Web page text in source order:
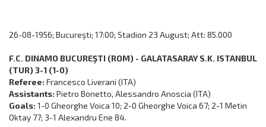
26-08-1956; Bucureşti; 17:00; Stadion 23 August; Att: 85.000
F.C. DINAMO BUCUREŞTI (ROM) - GALATASARAY S.K. ISTANBUL
(TUR) 3-1 (1-0)
Referee: Francesco Liverani (ITA)
Assistants: Pietro Bonetto, Alessandro Anoscia (ITA)
Goals: 1-0 Gheorghe Voica 10; 2-0 Gheorghe Voica 67; 2-1 Metin
Oktay 77; 3-1 Alexandru Ene 84.